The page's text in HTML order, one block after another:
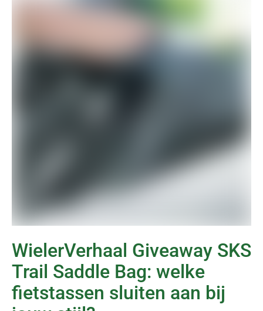
WielerVerhaal Giveaway SKS
Trail Saddle Bag: welke
fietstassen sluiten aan bij